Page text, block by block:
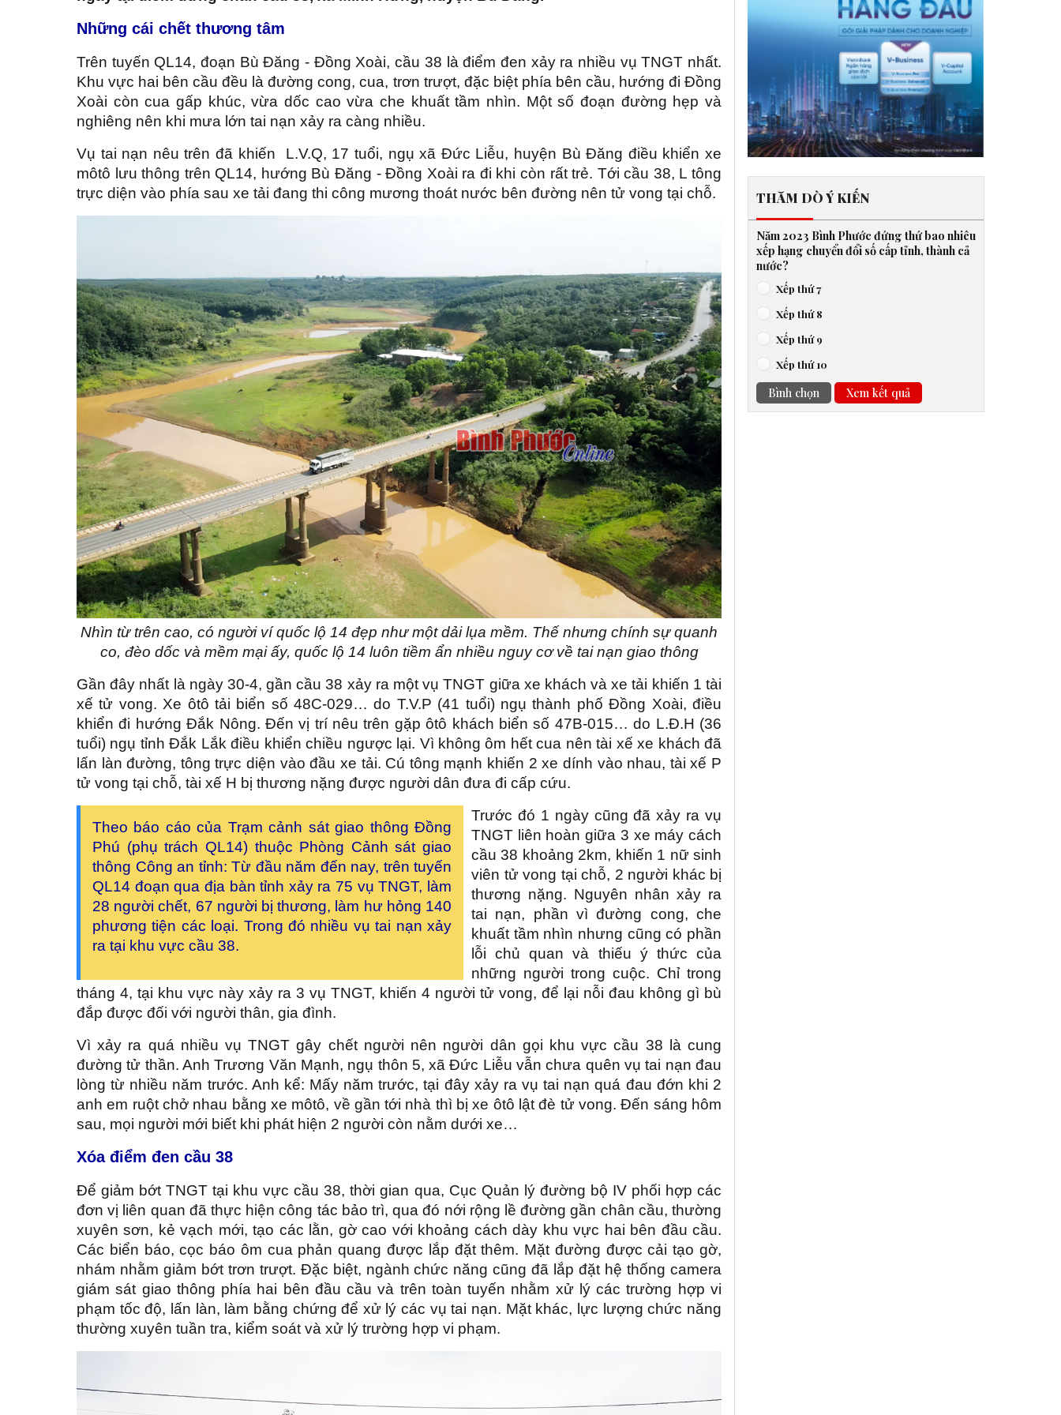
Những cái chết thương tâm
Trên tuyến QL14, đoạn Bù Đăng - Đồng Xoài, cầu 38 là điểm đen xảy ra nhiều vụ TNGT nhất.
Khu vực hai bên cầu đều là đường cong, cua, trơn trượt, đặc biệt phía bên cầu, hướng đi Đồng
Xoài còn cua gấp khúc, vừa dốc cao vừa che khuất tầm nhìn. Một số đoạn đường hẹp và
nghiêng nên khi mưa lớn tai nạn xảy ra càng nhiều.
Vụ tai nạn nêu trên đã khiến L.V.Q, 17 tuổi, ngụ xã Đức Liễu, huyện Bù Đăng điều khiển xe
môtô lưu thông trên QL14, hướng Bù Đăng - Đồng Xoài ra đi khi còn rất trẻ. Tới cầu 38, L tông
trực diện vào phía sau xe tải đang thi công mương thoát nước bên đường nên tử vong tại chỗ.
Nhìn từ trên cao, có người ví quốc lộ 14 đẹp như một dải lụa mềm. Thế nhưng chính sự quanh
co, đèo dốc và mềm mại ấy, quốc lộ 14 luôn tiềm ẩn nhiều nguy cơ về tai nạn giao thông
Gần đây nhất là ngày 30-4, gần cầu 38 xảy ra một vụ TNGT giữa xe khách và xe tải khiến 1 tài
xế tử vong. Xe ôtô tải biển số 48C-029… do T.V.P (41 tuổi) ngụ thành phố Đồng Xoài, điều
khiển đi hướng Đắk Nông. Đến vị trí nêu trên gặp ôtô khách biển số 47B-015… do L.Đ.H (36
tuổi) ngụ tỉnh Đắk Lắk điều khiển chiều ngược lại. Vì không ôm hết cua nên tài xế xe khách đã
lấn làn đường, tông trực diện vào đầu xe tải. Cú tông mạnh khiến 2 xe dính vào nhau, tài xế P
tử vong tại chỗ, tài xế H bị thương nặng được người dân đưa đi cấp cứu.
Theo báo cáo của Trạm cảnh sát giao thông Đồng
Phú (phụ trách QL14) thuộc Phòng Cảnh sát giao
thông Công an tỉnh: Từ đầu năm đến nay, trên tuyến
QL14 đoạn qua địa bàn tỉnh xảy ra 75 vụ TNGT, làm
28 người chết, 67 người bị thương, làm hư hỏng 140
phương tiện các loại. Trong đó nhiều vụ tai nạn xảy
ra tại khu vực cầu 38.
Trước đó 1 ngày cũng đã xảy ra vụ
TNGT liên hoàn giữa 3 xe máy cách
cầu 38 khoảng 2km, khiến 1 nữ sinh
viên tử vong tại chỗ, 2 người khác bị
thương nặng. Nguyên nhân xảy ra
tai nạn, phần vì đường cong, che
khuất tầm nhìn nhưng cũng có phần
lỗi chủ quan và thiếu ý thức của
những người trong cuộc. Chỉ trong
tháng 4, tại khu vực này xảy ra 3 vụ TNGT, khiến 4 người tử vong, để lại nỗi đau không gì bù
đắp được đối với người thân, gia đình.
Vì xảy ra quá nhiều vụ TNGT gây chết người nên người dân gọi khu vực cầu 38 là cung
đường tử thần. Anh Trương Văn Mạnh, ngụ thôn 5, xã Đức Liễu vẫn chưa quên vụ tai nạn đau
lòng từ nhiều năm trước. Anh kể: Mấy năm trước, tại đây xảy ra vụ tai nạn quá đau đớn khi 2
anh em ruột chở nhau bằng xe môtô, về gần tới nhà thì bị xe ôtô lật đè tử vong. Đến sáng hôm
sau, mọi người mới biết khi phát hiện 2 người còn nằm dưới xe…
Xóa điểm đen cầu 38
Để giảm bớt TNGT tại khu vực cầu 38, thời gian qua, Cục Quản lý đường bộ IV phối hợp các
đơn vị liên quan đã thực hiện công tác bảo trì, qua đó nới rộng lề đường gần chân cầu, thường
xuyên sơn, kẻ vạch mới, tạo các lằn, gờ cao với khoảng cách dày khu vực hai bên đầu cầu.
Các biển báo, cọc báo ôm cua phản quang được lắp đặt thêm. Mặt đường được cải tạo gờ,
nhám nhằm giảm bớt trơn trượt. Đặc biệt, ngành chức năng cũng đã lắp đặt hệ thống camera
giám sát giao thông phía hai bên đầu cầu và trên toàn tuyến nhằm xử lý các trường hợp vi
phạm tốc độ, lấn làn, làm bằng chứng để xử lý các vụ tai nạn. Mặt khác, lực lượng chức năng
thường xuyên tuần tra, kiểm soát và xử lý trường hợp vi phạm.
THĂM DÒ Ý KIẾN
Năm 2023 Bình Phước đứng thứ bao nhiêu
xếp hạng chuyển đổi số cấp tỉnh, thành cả
nước?
Xếp thứ 7
Xếp thứ 8
Xếp thứ 9
Xếp thứ 10
Bình chọn Xem kết quả